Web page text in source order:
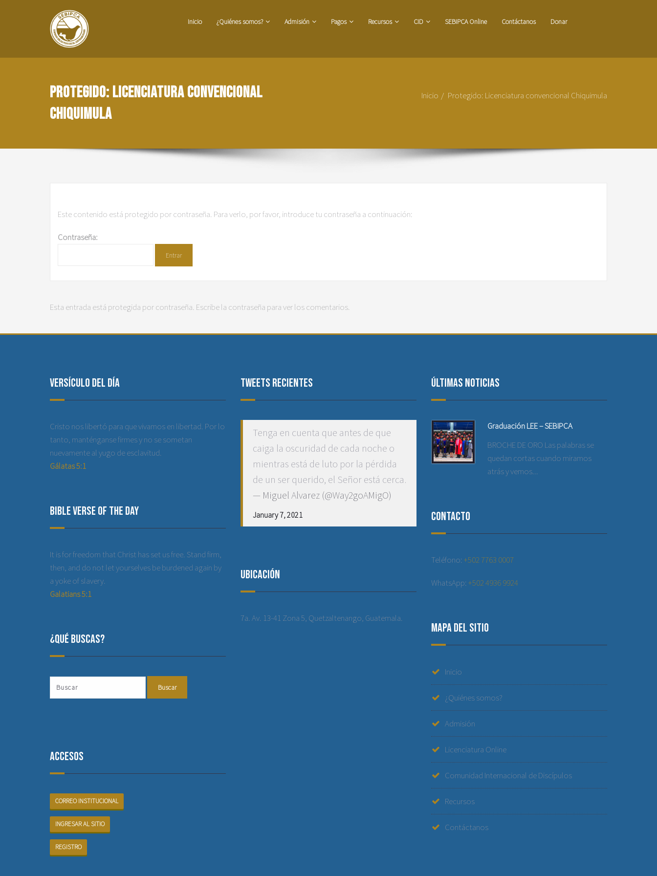
Inicio ¿Quiénes somos? Admisión Pagos Recursos CID SEBIPCA Online Contáctanos Donar
Protegido: Licenciatura convencional
Chiquimula
Inicio Protegido: Licenciatura convencional Chiquimula
Este contenido está protegido por contraseña. Para verlo, por favor, introduce tu contraseña a continuación:
Contraseña:
Esta entrada está protegida por contraseña. Escribe la contraseña para ver los comentarios.
Versículo del día
Cristo nos libertó para que vivamos en libertad. Por lo
tanto, manténganse firmes y no se sometan
nuevamente al yugo de esclavitud.
Gálatas 5:1
Bible Verse of the Day
It is for freedom that Christ has set us free. Stand firm,
then, and do not let yourselves be burdened again by
a yoke of slavery.
Galatians 5:1
¿Qué buscas?
Accesos
CORREO INSTITUCIONAL
INGRESAR AL SITIO
REGISTRO
Tweets recientes
Tenga en cuenta que antes de que
caiga la oscuridad de cada noche o
mientras está de luto por la pérdida
de un ser querido, el Señor está cerca.
— Miguel Alvarez (@Way2goAMigO)
January 7, 2021
Ubicación
7a. Av. 13-41 Zona 5, Quetzaltenango, Guatemala.
Últimas noticias
Graduación LEE – SEBIPCA
BROCHE DE ORO Las palabras se
quedan cortas cuando miramos
atrás y vemos...
Contacto
Teléfono:+502 7763 0007
WhatsApp:+502 4936 9924
Mapa del sitio
Inicio
¿Quiénes somos?
Admisión
Licenciatura Online
Comunidad Internacional de Discípulos
Recursos
Contáctanos